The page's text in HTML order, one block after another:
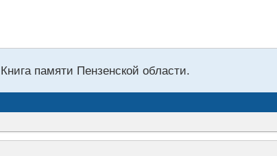
памяти Пензенской области.